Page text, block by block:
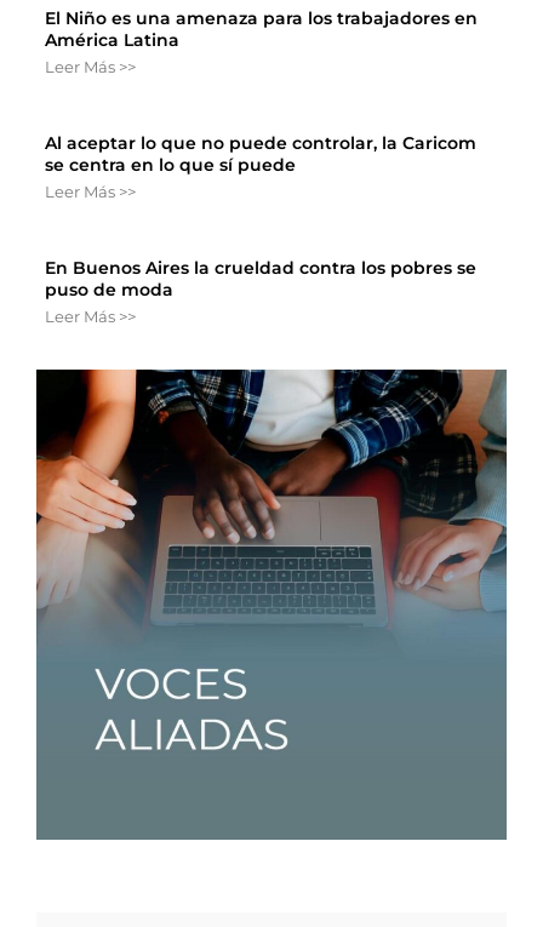
El Niño es una amenaza para los trabajadores en
América Latina
Leer Más >>
Al aceptar lo que no puede controlar, la Caricom
se centra en lo que sí puede
Leer Más >>
En Buenos Aires la crueldad contra los pobres se
puso de moda
Leer Más >>